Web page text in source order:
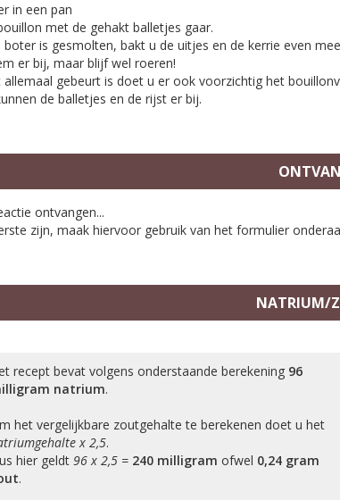
in een pan
met de gehakt balletjes gaar.
boter is gesmolten, bakt u de uitjes en de kerrie even
er bij, maar blijf wel roeren!
allemaal gebeurt is doet u er ook voorzichtig het
de balletjes en de rijst er bij.
ontvangen...
zijn, maak hiervoor gebruik van het formulier
NATRIUM/
recept bevat volgens onderstaande berekening 96
natrium.
het vergelijkbare zoutgehalte te berekenen doet u het
x 2,5.
hier geldt96 x 2,5 = 240 milligram ofwel 0,24 gram
.